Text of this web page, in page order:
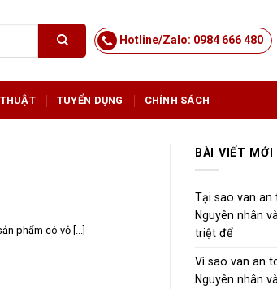
Hotline/Zalo: 0984 666 480
TUYỂN DỤNG CHÍNH SÁCH
phẩm có vỏ [...]
BÀI VIẾT MỚI
Tại sao van an
Nguyên nhân
triệt để
Vì sao van an
Nguyên nhân